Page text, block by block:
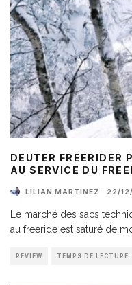
DEUTER FREERIDER
AU SERVICE DU
LILIAN MARTINEZ · 22/
Le marché des sacs
au freeride est saturé de
REVIEW TEMPS DE